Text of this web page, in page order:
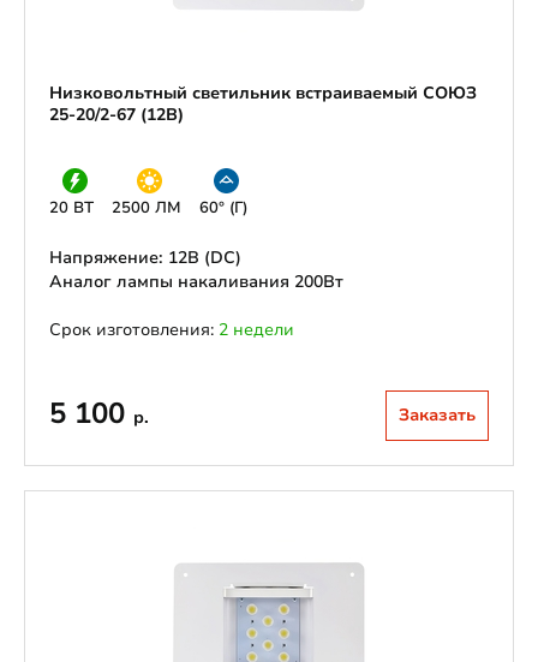
Низковольтный светильник встраиваемый СОЮЗ
25-20/2-67 (12В)
20 ВТ 2500 ЛМ 60° (Г)
Напряжение: 12В (DС)
Аналог лампы накаливания 200Вт
Срок изготовления: 2 недели
5 100 р. Заказать